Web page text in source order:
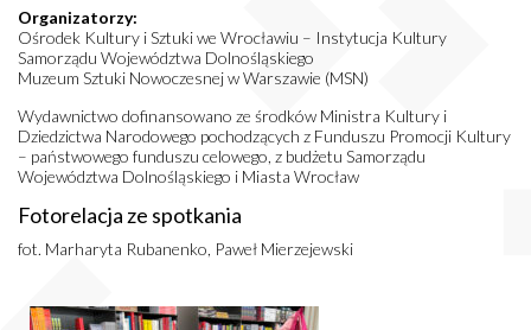
Organizatorzy:
Ośrodek Kultury i Sztuki we Wrocławiu – Instytucja Kultury
Samorządu Województwa Dolnośląskiego
Muzeum Sztuki Nowoczesnej w Warszawie (MSN)
Wydawnictwo dofinansowano ze środków Ministra Kultury i
Dziedzictwa Narodowego pochodzących z Funduszu Promocji Kultury
– państwowego funduszu celowego, z budżetu Samorządu
Województwa Dolnośląskiego i Miasta Wrocław
Fotorelacja ze spotkania
fot. Marharyta Rubanenko, Paweł Mierzejewski